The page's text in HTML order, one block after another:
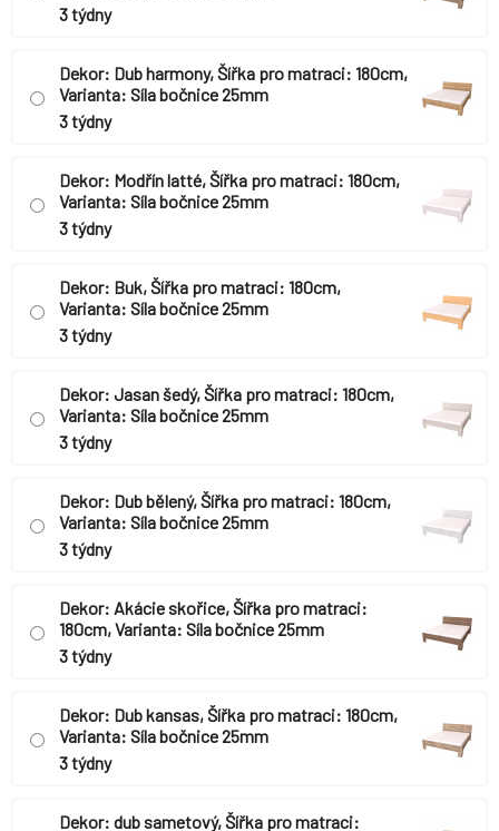
3 týdny
Dekor: Dub harmony, Šířka pro matraci: 180cm,
Varianta: Síla bočnice 25mm
3 týdny
Dekor: Modřín latté, Šířka pro matraci: 180cm,
Varianta: Síla bočnice 25mm
3 týdny
Dekor: Buk, Šířka pro matraci: 180cm,
Varianta: Síla bočnice 25mm
3 týdny
Dekor: Jasan šedý, Šířka pro matraci: 180cm,
Varianta: Síla bočnice 25mm
3 týdny
Dekor: Dub bělený, Šířka pro matraci: 180cm,
Varianta: Síla bočnice 25mm
3 týdny
Dekor: Akácie skořice, Šířka pro matraci:
180cm, Varianta: Síla bočnice 25mm
3 týdny
Dekor: Dub kansas, Šířka pro matraci: 180cm,
Varianta: Síla bočnice 25mm
3 týdny
Dekor: dub sametový, Šířka pro matraci: